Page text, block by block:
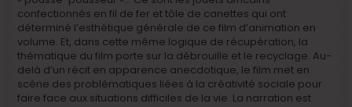
confectionnés en fil de fer et tôle de canettes qui ont
déterminé l’esthétique générale de ce film d’animation en
volume. Et, dans cette même logique de récupération, la
thématique du film porte sur la débrouille et le recyclage. Au-
delà d’un récit en apparence anecdotique, le film met en
scène des problématiques liées à la créativité sociale pour
faire face aux situations difficiles de la vie. La narration est